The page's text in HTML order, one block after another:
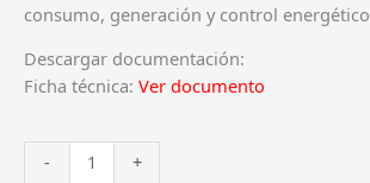
consumo, generación y control energético
Descargar documentación:
Ficha técnica: Ver documento
-
ACCUENERGY +